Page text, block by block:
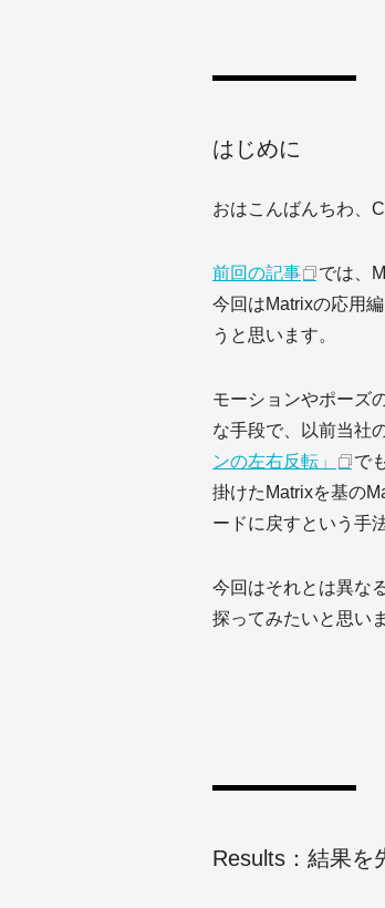
はじめに
おはこんばんちわ、
前回の記事
では、
今回はMatrixの応用
うと思います。
モーションやポーズ
な手段で、以前当社
ンの左右反転」
で
掛けたMatrixを基の
ードに戻すという手
今回はそれとは異な
探ってみたいと思い
Results：結果を